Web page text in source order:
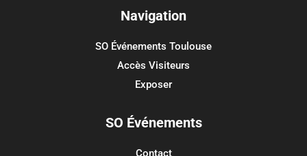
Flux des commentaires
Site de WordPress-FR
Navigation
SO Événements Toulouse
Accès Visiteurs
Exposer
SO Événements
Contact